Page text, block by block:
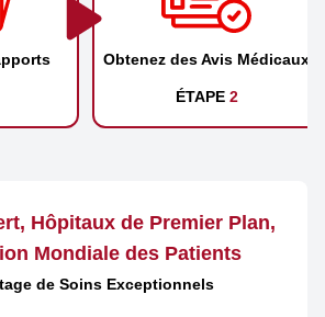
Obtenez des Avis Médicaux
ÉTAPE 2
Hôpitaux de Premier Plan,
Mondiale des Patients
de Soins Exceptionnels